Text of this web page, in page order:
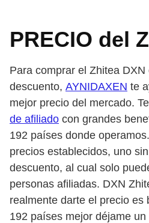
PRECIO del
Para comprar el Zhitea
descuento, AYNIDAXEN te
mejor precio del mercado.
de afiliado con grandes
192 países donde
precios establecidos, uno
descuento, al cual solo
personas afiliadas. DXN
realmente darte el precio es
192 países mejor déjame un